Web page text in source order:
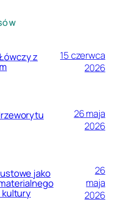
z
15 czerwca
2026
26 maja
2026
jako
26
maja
2026